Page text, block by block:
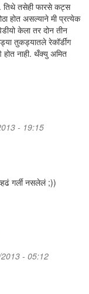
तिथे तसेही फारसे कट्स
होत असल्याने मी प्रत्येक
केला तर दोन तीन
तुकड्यातले रेकॉर्डींग
नाही. थँक्यु अमित
- 19:15
गर्ली नसलेलं ;))
- 05:12